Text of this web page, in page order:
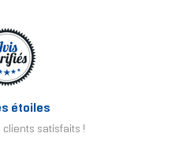
étoiles
clients satisfaits !